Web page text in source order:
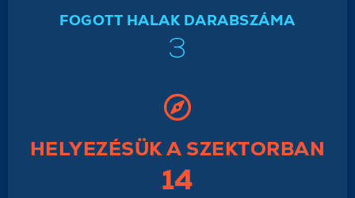
FOGOTT HALAK DARABSZÁMA
3
HELYEZÉSÜK A SZEKTORBAN
14